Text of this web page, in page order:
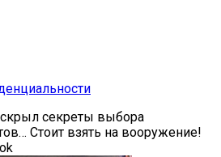
секреты выбора
Стоит взять на вооружение!